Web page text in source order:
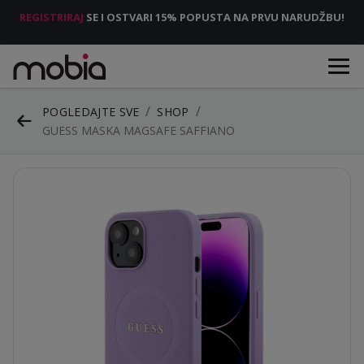
REGISTRIRAJ SE I OSTVARI 15% POPUSTA NA PRVU NARUDŽBU!
POGLEDAJTE SVE
SHOP
GUESS MASKA MAGSAFE SAFFIANO